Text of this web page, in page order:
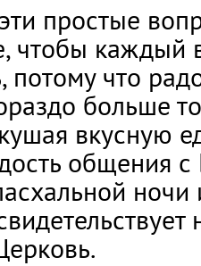
простые
чтобы каждый
потому что
больше
вкусную
общения
ночи